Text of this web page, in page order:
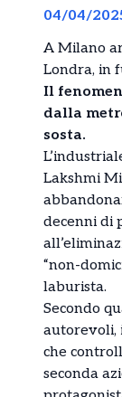
04/04/
A Milano
Londra, in
Il
dalla
sosta.
Lakshmi
decenni di
“non-
laburista.
Secondo
autorevoli,
che
seconda